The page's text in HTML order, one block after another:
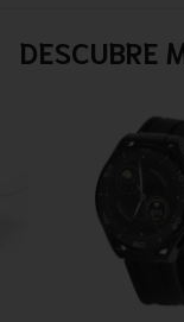
DESCUBRE